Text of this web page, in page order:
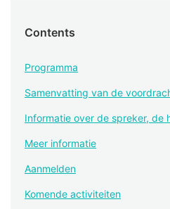
Contents
Programma
Samenvatting van de
Informatie over de spreker, de
Meer informatie
Aanmelden
Komende activiteiten